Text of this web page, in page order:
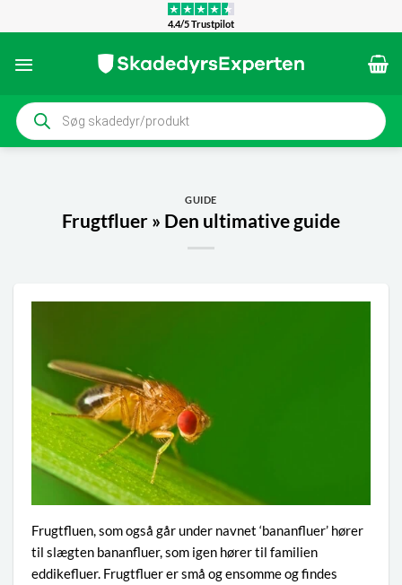
til
4.4/5 Trustpilot
Products
search
GUIDE
Frugtfluer » Den ultimative guide
Frugtfluen, som også går under navnet ‘bananfluer’ hører
til slægten bananfluer, som igen hører til familien
eddikefluer. Frugtfluer er små og ensomme og findes